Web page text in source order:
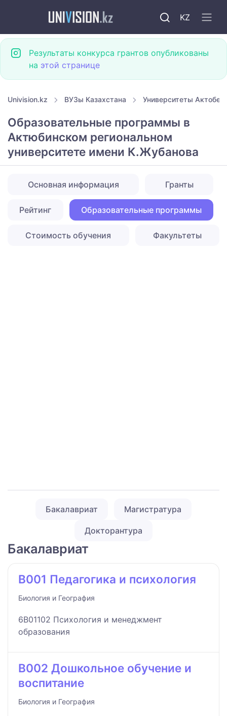
KZ
Результаты конкурса грантов опубликованы
на этой странице
Univision.kz ВУЗы Казахстана Университеты Актобе
Образовательные программы в
Актюбинском региональном
университете имени К.Жубанова
Основная информация Гранты
Рейтинг Образовательные программы
Стоимость обучения Факультеты
Бакалавриат Магистратура
Докторантура
Бакалавриат
B001 Педагогика и психология
Биология и География
6B01102 Психология и менеджмент
образования
B002 Дошкольное обучение и
воспитание
Биология и География